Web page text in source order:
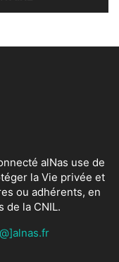
alNas use de
la Vie privée et
ou adhérents, en
de la CNIL.